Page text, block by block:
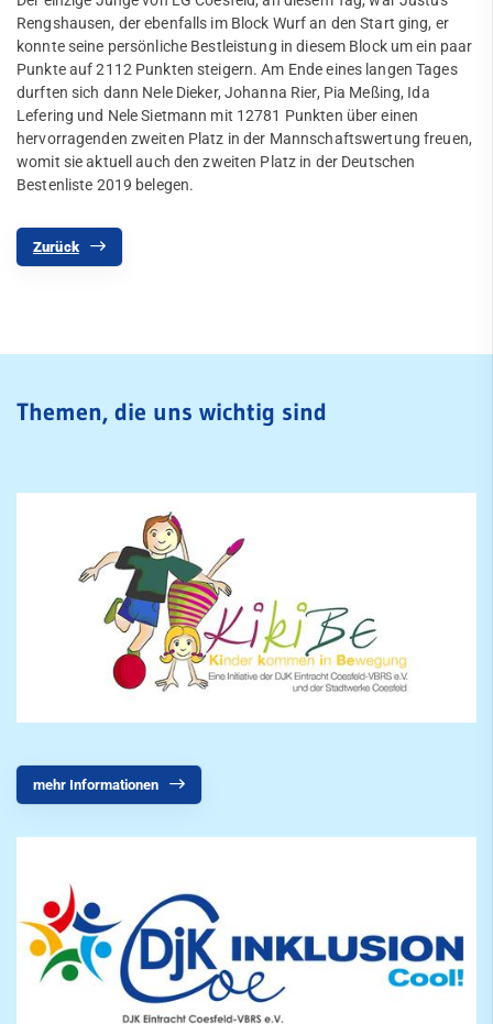
Rengshausen, der ebenfalls im Block Wurf an den Start ging, er
konnte seine persönliche Bestleistung in diesem Block um ein paar
Punkte auf 2112 Punkten steigern. Am Ende eines langen Tages
durften sich dann Nele Dieker, Johanna Rier, Pia Meßing, Ida
Lefering und Nele Sietmann mit 12781 Punkten über einen
hervorragenden zweiten Platz in der Mannschaftswertung freuen,
womit sie aktuell auch den zweiten Platz in der Deutschen
Bestenliste 2019 belegen.
Zurück
Themen, die uns wichtig sind
mehr Informationen